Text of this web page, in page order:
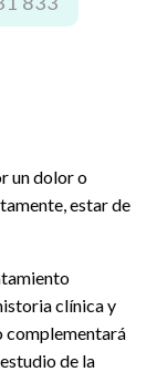
un dolor o
estar de
clínica y
complementará
de la